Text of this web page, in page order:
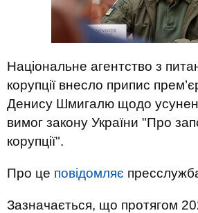
Національне агентство з
корупції внесло припис
Денису Шмигалю щодо
вимог закону України "Про
корупції".
Про це повідомляє
Зазначається, що протягом